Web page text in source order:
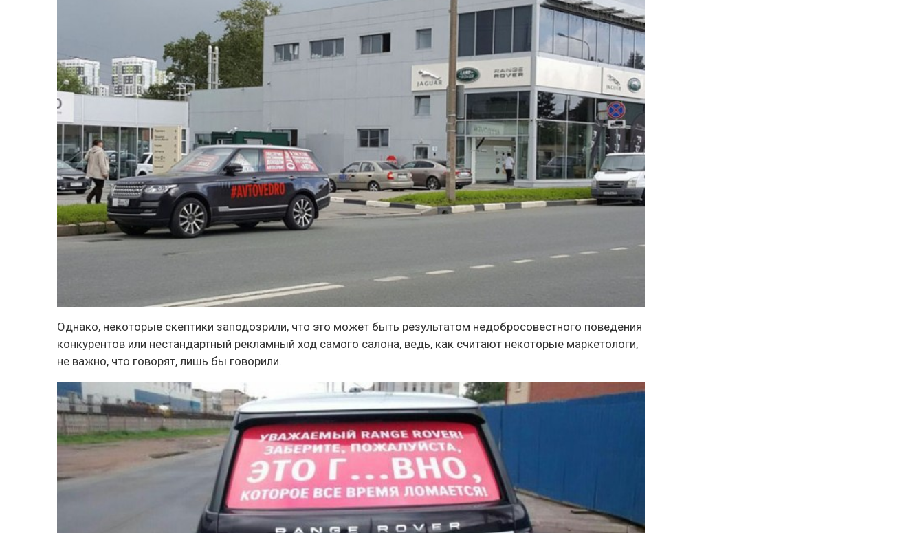
Однако, некоторые скептики заподозрили, что это может быть результатом недобросовестного поведения
конкурентов или нестандартный рекламный ход самого салона, ведь, как считают некоторые маркетологи,
не важно, что говорят, лишь бы говорили.